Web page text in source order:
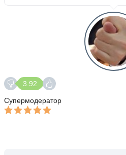
3.92
Супермодератор